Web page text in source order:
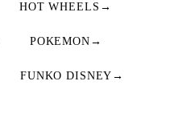
HOT WHEELS →
POKEMON →
FUNKO DISNEY →